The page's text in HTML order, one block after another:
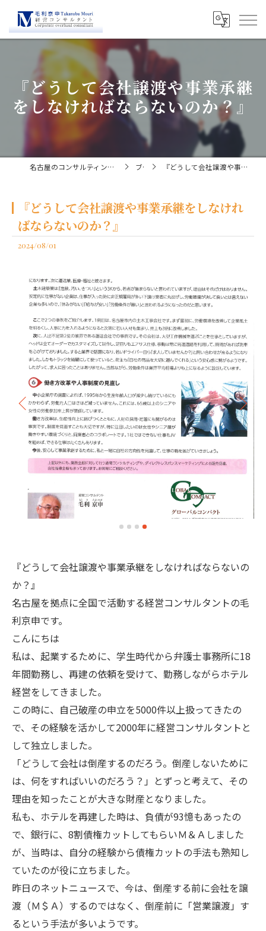
『どうして会社譲渡や事業承継
をしなければならないのか？』
名古屋のコンサルティングなら経営コンサルタント毛利京申 ブログ 『どうして会社譲渡や事業承継をしなければならないのか？』
『どうして会社譲渡や事業承継をしなけれ
ばならないのか？』
2024/08/01
『どうして会社譲渡や事業承継をしなければならないの
か？』
名古屋を拠点に全国で活動する経営コンサルタントの毛
利京申です。
こんにちは
私は、起業するために、学生時代から弁護士事務所に18
年間勤務し、再建の依頼を受けて、勤務しながらホテル
経営をしてきました。
この時に、自己破産の申立を5000件以上扱ってきたの
で、その経験を活かして2000年に経営コンサルタントと
して独立しました。
「どうして会社は倒産するのだろう。倒産しないために
は、何をすればいいのだろう？」とずっと考えて、その
理由を知ったことが大きな財産となりました。
私も、ホテルを再建した時は、負債が93憶もあったの
で、銀行に、8割債権カットしてもらいＭ＆Ａしました
が、当時は、自分の経験から債権カットの手法も熟知し
ていたのが役に立ちました。
昨日のネットニュースで、今は、倒産する前に会社を譲
渡（Ｍ＄Ａ）するのではなく、倒産前に「営業譲渡」す
るという手法が多いようです。